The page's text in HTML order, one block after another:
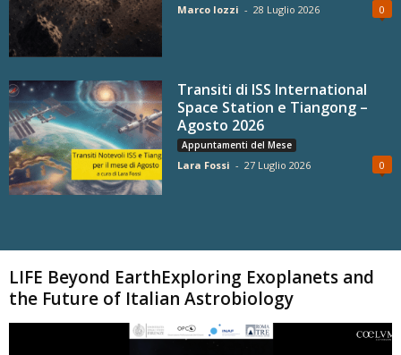
Marco Iozzi - 28 Luglio 2026 0
Transiti di ISS International
Space Station e Tiangong –
Agosto 2026
Appuntamenti del Mese
Lara Fossi - 27 Luglio 2026 0
LIFE Beyond EarthExploring Exoplanets and
the Future of Italian Astrobiology